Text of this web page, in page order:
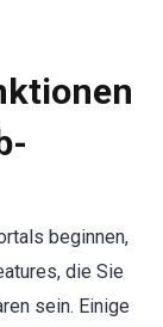
beginnen,
die Sie
sein. Einige